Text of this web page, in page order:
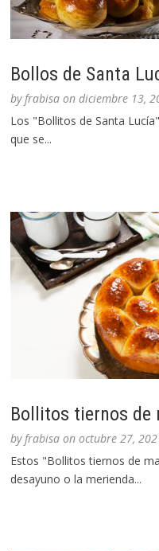
Bollos de Santa
byfrabisa ondiciembre 13,
Los "Bollitos de Santa
que se...
Bollitos tiernos de
byfrabisa onoctubre 27,
Estos "Bollitos tiernos de
desayuno o la merienda...